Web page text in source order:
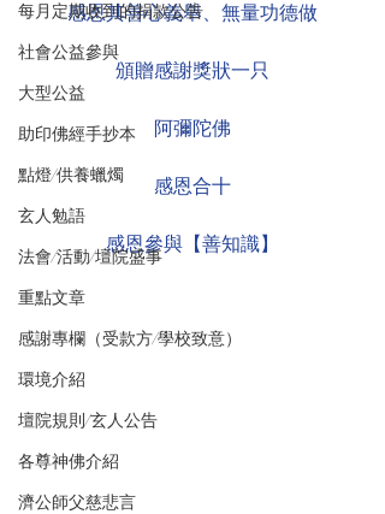
每月定期收到的捐款公告
社會公益參與
大型公益
助印佛經手抄本
點燈/供養蠟燭
玄人勉語
法會/活動/壇院盛事
重點文章
感謝專欄（受款方/學校致意）
環境介紹
壇院規則/玄人公告
各尊神佛介紹
濟公師父慈悲言
感恩其善心義舉、無量功德做
頒贈感謝獎狀一只
阿彌陀佛
感恩合十
感恩參與【善知識】